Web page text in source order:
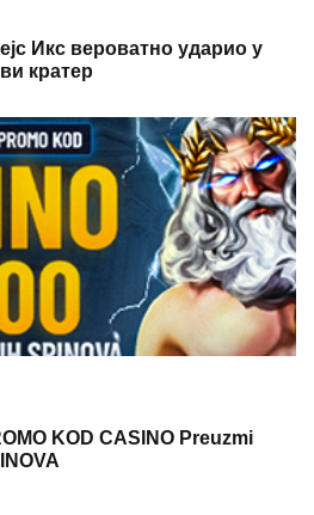
Икс вероватно ударио у
кратер
KOD CASINO Preuzmi